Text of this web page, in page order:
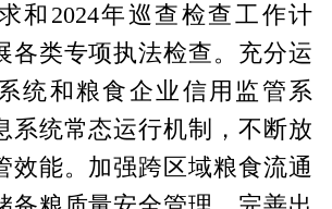
和 2024年巡查检查工作计
各类专项执法检查。充分运
统和粮食企业信用监管系
系统常态运行机制，不断放
效能。加强跨区域粮食流通